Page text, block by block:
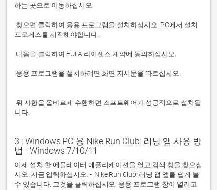
니다.
3 : Windows PC 용 Nike Run Club: 러닝 앱 사용 방
법 - Windows 7/10/11
이제 설치 한 에뮬레이터 애플리케이션을 열고 검색 창을 찾으십
시오. 지금 입력하십시오. -  Nike Run Club: 러닝 앱 앱을 쉽게 볼
수 있습니다. 그것을 클릭하십시오. 응용 프로그램 창이 열리고